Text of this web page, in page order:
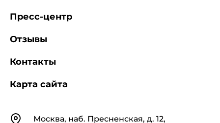
КонтактыМосква, наб. Пресненская, д. 12,
Пресс-центр
Отзывы
Контакты
Карта сайта